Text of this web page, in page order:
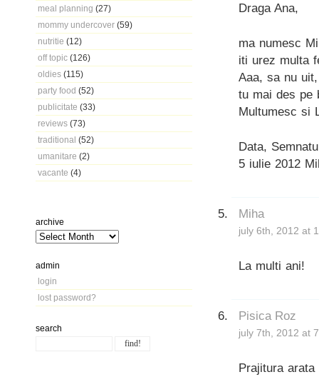
meal planning (27)
mommy undercover (59)
nutritie (12)
off topic (126)
oldies (115)
party food (52)
publicitate (33)
reviews (73)
traditional (52)
umanitare (2)
vacante (4)
archive
admin
login
lost password?
search
Draga Ana,
ma numesc
iti urez multa
Aaa, sa nu
tu mai des pe
Multumesc si
Data,
5 iulie 2012
Miha
july 6th, 2012 at
La multi ani!
Pisica Roz
july 7th, 2012 at
Prajitura